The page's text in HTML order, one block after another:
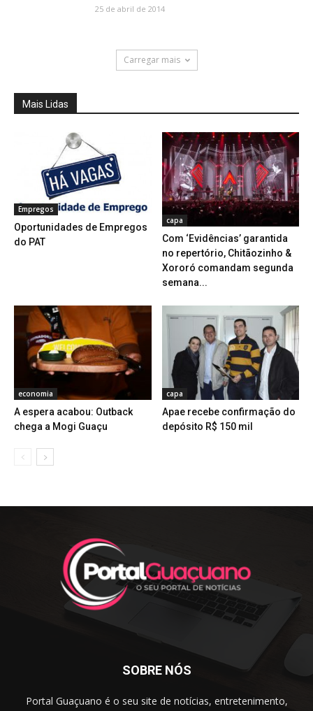
25 de abril de 2014
Carregar mais
Mais Lidas
Empregos
Oportunidades de Empregos
do PAT
capa
Com ‘Evidências’ garantida
no repertório, Chitãozinho &
Xororó comandam segunda
semana...
economia
A espera acabou: Outback
chega a Mogi Guaçu
capa
Apae recebe confirmação do
depósito R$ 150 mil
SOBRE NÓS
Portal Guaçuano é o seu site de notícias, entretenimento,